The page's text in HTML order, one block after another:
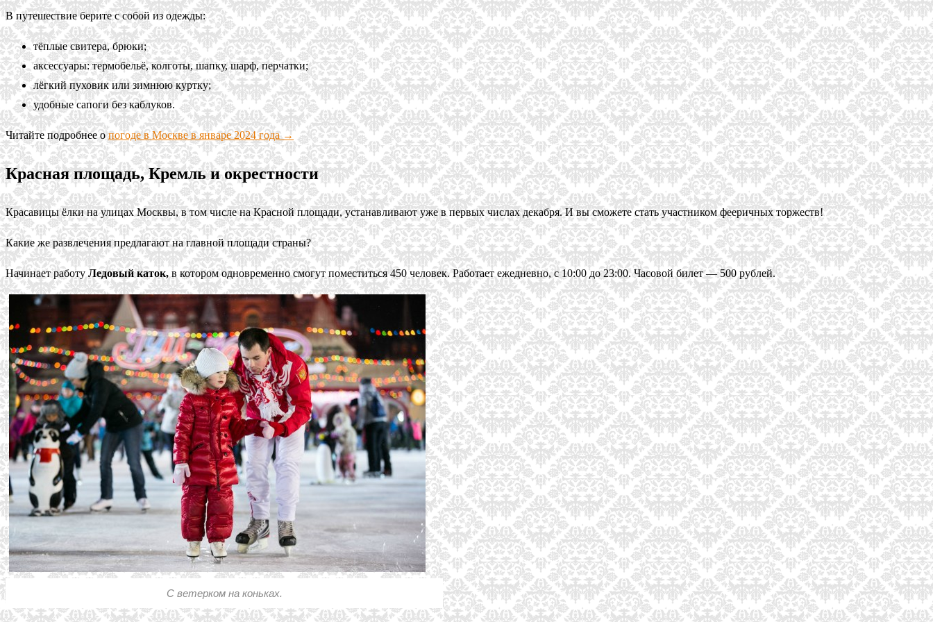
В путешествие берите с собой из одежды:
тёплые свитера, брюки;
аксессуары: термобельё, колготы, шапку, шарф, перчатки;
лёгкий пуховик или зимнюю куртку;
удобные сапоги без каблуков.
Читайте подробнее опогоде в Москве в январе 2024 года →
Красная площадь, Кремль и окрестности
Красавицы ёлки на улицах Москвы, в том числе на Красной площади, устанавливают уже в первых числах декабря. И вы сможете стать участником фееричных торжеств!
Какие же развлечения предлагают на главной площади страны?
Начинает работу Ледовый каток, в котором одновременно смогут поместиться 450 человек. Работает ежедневно, с 10:00 до 23:00. Часовой билет — 500 рублей.
С ветерком на коньках.